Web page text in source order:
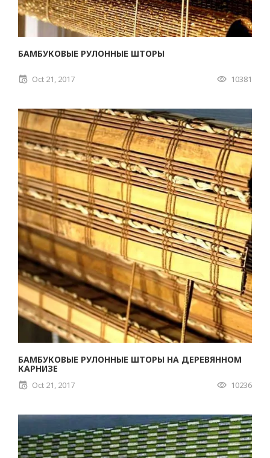
БАМБУКОВЫЕ РУЛОННЫЕ ШТОРЫ
Oct 21, 2017 10381
БАМБУКОВЫЕ РУЛОННЫЕ ШТОРЫ НА ДЕРЕВЯННОМ
КАРНИЗЕ
Oct 21, 2017 10236